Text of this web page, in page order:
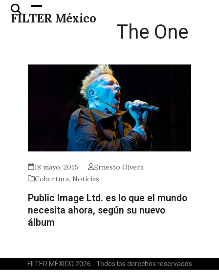
Skip
FILTER México
Open
mobile
Close
mobile
The One
18 mayo, 2015
Ernesto Olvera
Cobertura, Noticias
Public Image Ltd. es lo que el mundo
necesita ahora, según su nuevo
álbum
FILTER MÉXICO 2026 - Todos los derechos reservados